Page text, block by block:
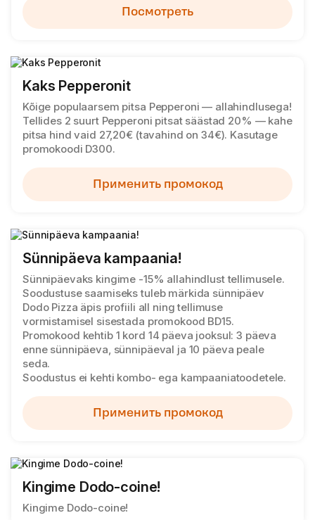
Посмотреть
Kaks Pepperonit
Kõige populaarsem pitsa Pepperoni — allahindlusega!
Tellides 2 suurt Pepperoni pitsat säästad 20% — kahe
pitsa hind vaid 27,20€ (tavahind on 34€). Kasutage
promokoodi D300.
Применить промокод
Sünnipäeva kampaania!
Sünnipäevaks kingime -15% allahindlust tellimusele.
Soodustuse saamiseks tuleb märkida sünnipäev
Dodo Pizza äpis profiili all ning tellimuse
vormistamisel sisestada promokood BD15.
Promokood kehtib 1 kord 14 päeva jooksul: 3 päeva
enne sünnipäeva, sünnipäeval ja 10 päeva peale
seda.
Soodustus ei kehti kombo- ega kampaaniatoodetele.
Применить промокод
Kingime Dodo-coine!
Kingime Dodo-coine!